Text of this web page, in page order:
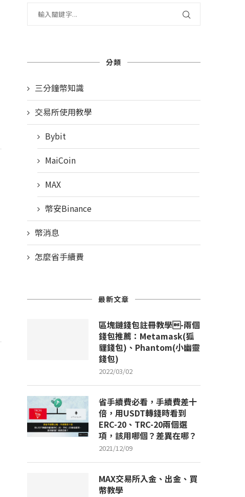
分類
三分鐘幣知識
交易所使用教學
Bybit
MaiCoin
MAX
幣安Binance
幣消息
怎麼省手續費
最新文章
區塊鏈錢包註冊教學-兩個
錢包推薦：Metamask(狐
貍錢包)、Phantom(小幽靈
錢包)
2022/03/02
省手續費必看，手續費差十
倍，用USDT轉錢時看到
ERC-20、TRC-20兩個選
項，該用哪個？差異在哪？
2021/12/09
MAX交易所入金、出金、買
幣教學